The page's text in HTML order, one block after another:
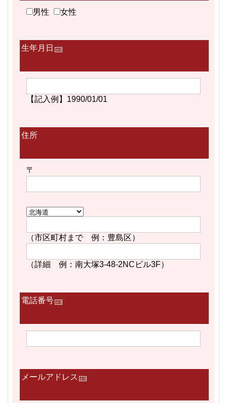
男性 女性
生年月日 必須
【記入例】1990/01/01
住所
〒
（市区町村まで 例：豊島区）
（詳細 例：南大塚3-48-2NCビル3F）
電話番号 必須
メールアドレス 必須